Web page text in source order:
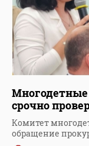
срочно
Комитет
обращение